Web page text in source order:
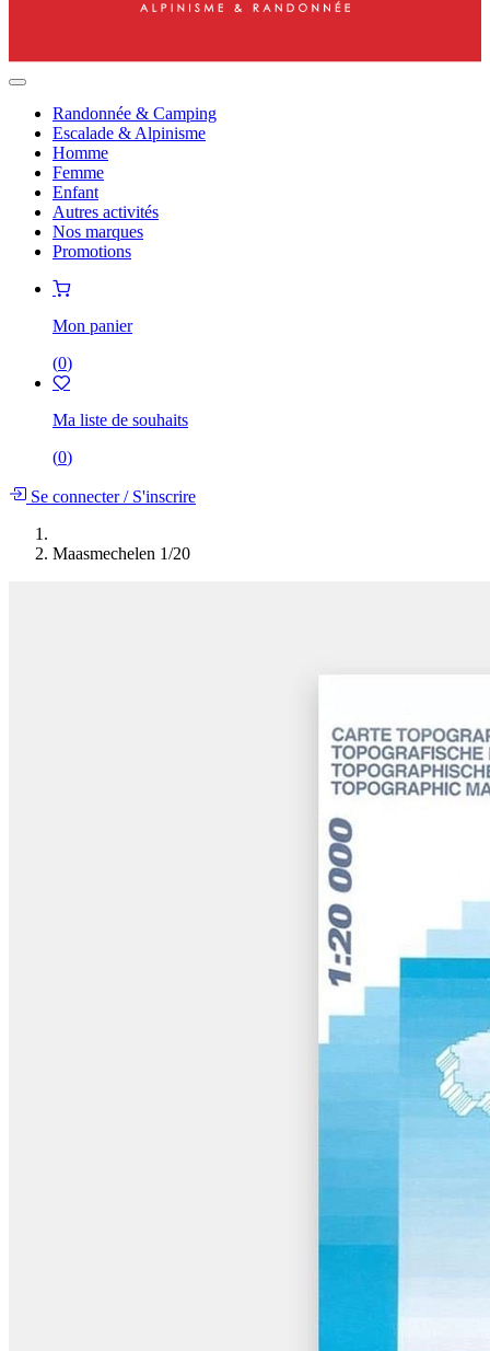
Randonnée & Camping
Escalade & Alpinisme
Homme
Femme
Enfant
Autres activités
Nos marques
Promotions
Mon panier
(0)
Ma liste de souhaits
(0)
Se connecter/S'inscrire
Maasmechelen 1/20